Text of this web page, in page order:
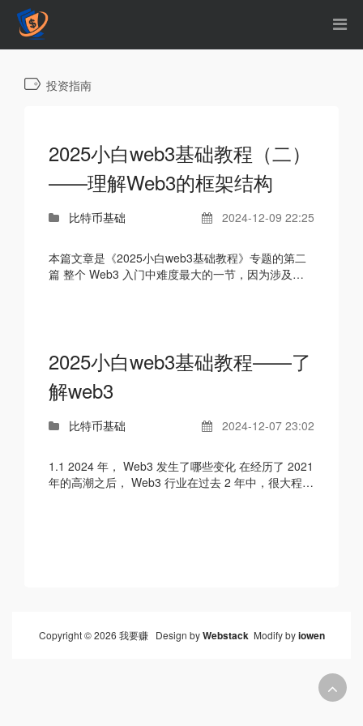
投资指南
2025小白web3基础教程（二）
——理解Web3的框架结构
比特币基础 2024-12-09 22:25
本篇文章是《2025小白web3基础教程》专题的第二
篇 整个 Web3 入门中难度最大的一节，因为涉及到
2025小白web3基础教程——了
解web3
比特币基础 2024-12-07 23:02
1.1 2024 年， Web3 发生了哪些变化 在经历了 2021
年的高潮之后， Web3 行业在过去 2 年中，很大程度
Copyright © 2026 我要赚 Design byWebstack Modify byiowen